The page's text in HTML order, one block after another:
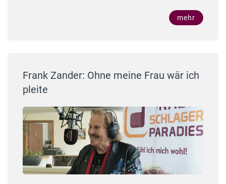
mehr
Frank Zander: Ohne meine Frau wär ich
pleite